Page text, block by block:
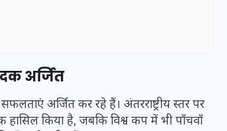
अर्जित
अर्जित कर रहे हैं। अंतरराष्ट्रीय स्तर पर
किया है, जबकि विश्व कप में भी पाँचवाँ